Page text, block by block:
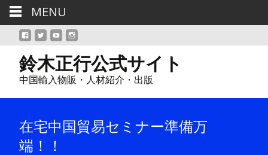
鈴木正行公式サイト
中国輸入物販・人材紹介・出版
在宅中国貿易セミナー準備万
端！！
MENU